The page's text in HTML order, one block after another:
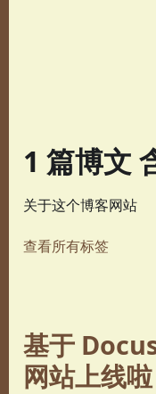
1 篇博文
关于这个博客网站
查看所有标签
基于
网站上线